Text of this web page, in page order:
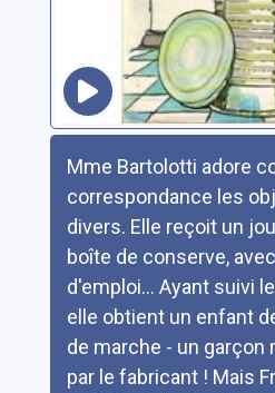
Mme Bartolotti adore
correspondance les
divers. Elle reçoit un
boîte de conserve,
d'emploi... Ayant suivi
elle obtient un enfant
de marche - un garçon
par le fabricant ! Mais